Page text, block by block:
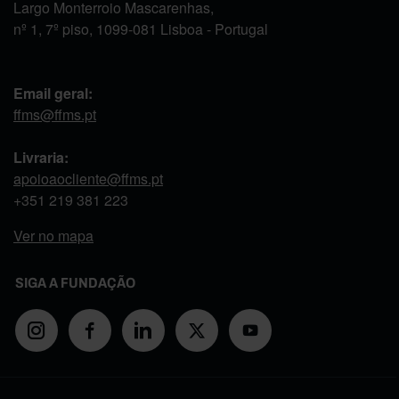
Largo Monterroio Mascarenhas,
nº 1, 7º piso, 1099-081 Lisboa - Portugal
Email geral:
ffms@ffms.pt
Livraria:
apoioaocliente@ffms.pt
+351 219 381 223
Ver no mapa
SIGA A FUNDAÇÃO